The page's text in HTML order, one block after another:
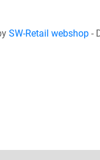
SW-Retail webshop-